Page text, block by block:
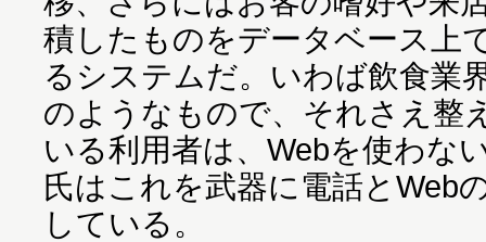
積したものをデータベース上
るシステムだ。いわば飲食業
のようなもので、それさえ整
いる利用者は、Webを使わな
氏はこれを武器に電話とWeb
している。